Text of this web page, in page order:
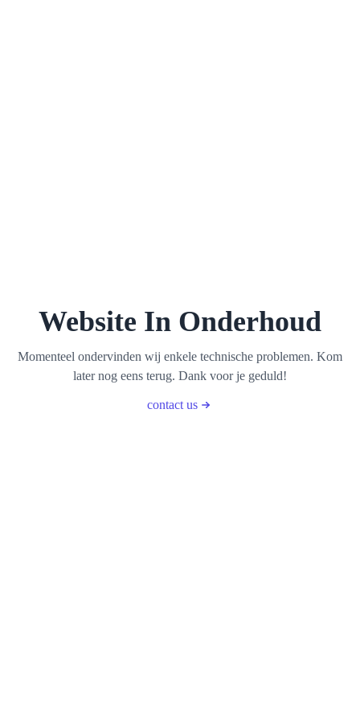
Website In Onderhoud
Momenteel ondervinden wij enkele technische problemen. Kom
later nog eens terug. Dank voor je geduld!
contact us